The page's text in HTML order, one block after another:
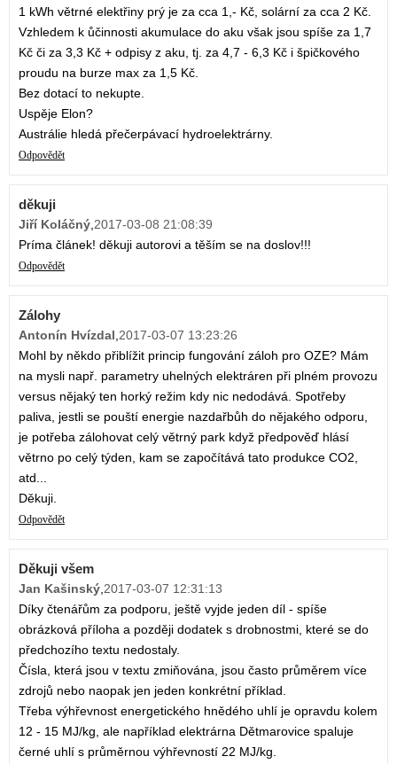
1 kWh větrné elektřiny prý je za cca 1,- Kč, solární za cca 2 Kč.
Vzhledem k ůčinnosti akumulace do aku však jsou spíše za 1,7
Kč či za 3,3 Kč + odpisy z aku, tj. za 4,7 - 6,3 Kč i špičkového
proudu na burze max za 1,5 Kč.
Bez dotací to nekupte.
Uspěje Elon?
Austrálie hledá přečerpávací hydroelektrárny.
Odpovědět
děkuji
Jiří Koláčný 2017-03-08 21:08:39
Príma článek! děkuji autorovi a těším se na doslov!!!
Odpovědět
Zálohy
Antonín Hvízdal 2017-03-07 13:23:26
Mohl by někdo přiblížit princip fungování záloh pro OZE? Mám
na mysli např. parametry uhelných elektráren při plném provozu
versus nějaký ten horký režim kdy nic nedodává. Spotřeby
paliva, jestli se pouští energie nazdařbůh do nějakého odporu,
je potřeba zálohovat celý větrný park když předpověď hlásí
větrno po celý týden, kam se započítává tato produkce CO2,
atd...
Děkuji.
Odpovědět
Děkuji všem
Jan Kašinský 2017-03-07 12:31:13
Díky čtenářům za podporu, ještě vyjde jeden díl - spíše
obrázková příloha a později dodatek s drobnostmi, které se do
předchozího textu nedostaly.
Čísla, která jsou v textu zmiňována, jsou často průměrem více
zdrojů nebo naopak jen jeden konkrétní příklad.
Třeba výhřevnost energetického hnědého uhlí je opravdu kolem
12 - 15 MJ/kg, ale například elektrárna Dětmarovice spaluje
černé uhlí s průměrnou výhřevností 22 MJ/kg.